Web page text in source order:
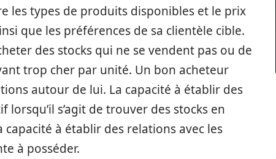
les types de produits disponibles et le prix
que les préférences de sa clientèle cible.
des stocks qui ne se vendent pas ou de
trop cher par unité. Un bon acheteur
autour de lui. La capacité à établir des
s’agit de trouver des stocks en
à établir des relations avec les
à posséder.